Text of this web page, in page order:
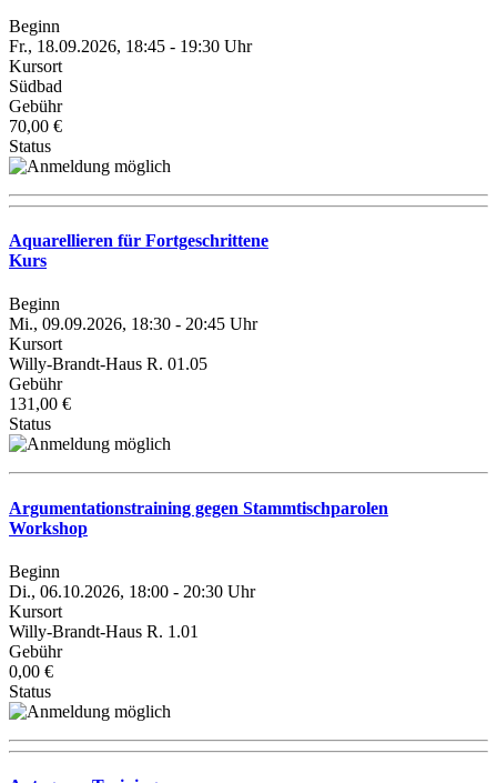
Beginn
Fr., 18.09.2026, 18:45 - 19:30 Uhr
Kursort
Südbad
Gebühr
70,00 €
Status
Aquarellieren für Fortgeschrittene
Kurs
Beginn
Mi., 09.09.2026, 18:30 - 20:45 Uhr
Kursort
Willy-Brandt-Haus R. 01.05
Gebühr
131,00 €
Status
Argumentationstraining gegen Stammtischparolen
Workshop
Beginn
Di., 06.10.2026, 18:00 - 20:30 Uhr
Kursort
Willy-Brandt-Haus R. 1.01
Gebühr
0,00 €
Status